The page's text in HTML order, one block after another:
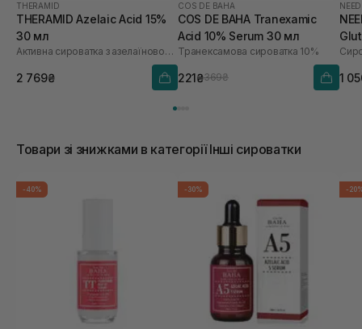
THERAMID
THERAMID Azelaic Acid 15%
30 мл
Активна сироватка з азелаїновою кислотою
2 769₴
COS DE BAHA
COS DE BAHA Tranexamic
Acid 10% Serum 30 мл
Транексамова сироватка 10%
221₴369₴ 1
Товари зі знижками в категорії Інші сироватки
-40% -30% -